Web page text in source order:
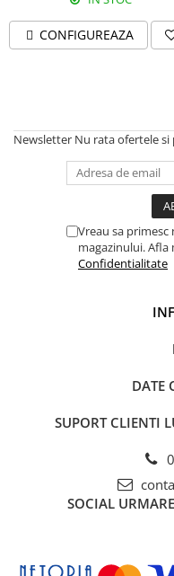
CONFIGUREAZA
Newsletter Nu rata ofertele
Vreau sa
magazinului. Afla
Confidentialitate
DATE
SUPORT CLIENTI
SOCIAL